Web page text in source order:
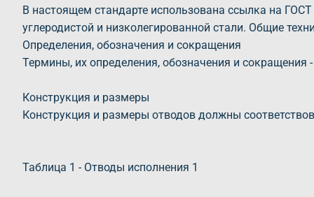
В настоящем стандарте использована ссылка на
углеродистой и низколегированной стали. Общие
Определения, обозначения и сокращения
Термины, их определения, обозначения и сокращения
Конструкция и размеры
Конструкция и размеры отводов должны
Таблица 1 - Отводы исполнения 1